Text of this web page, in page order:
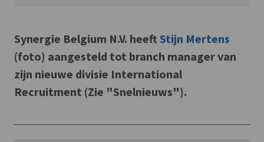
Synergie Belgium N.V. heeft Stijn Mertens
(foto) aangesteld tot branch manager van
zijn nieuwe divisie International
Recruitment (Zie "Snelnieuws").